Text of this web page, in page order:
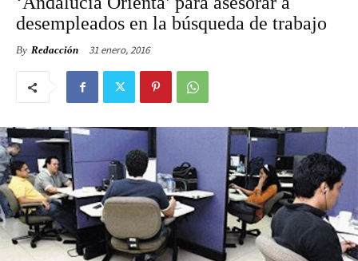
desempleados en la búsqueda de trabajo
By Redacción 31 enero, 2016